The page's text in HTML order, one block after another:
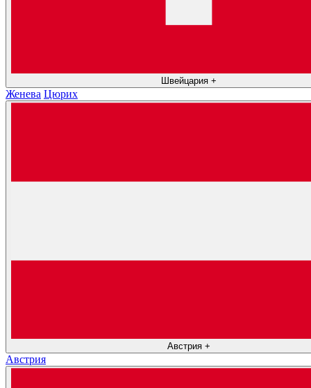
Швейцария +
Женева Цюрих
Австрия +
Австрия